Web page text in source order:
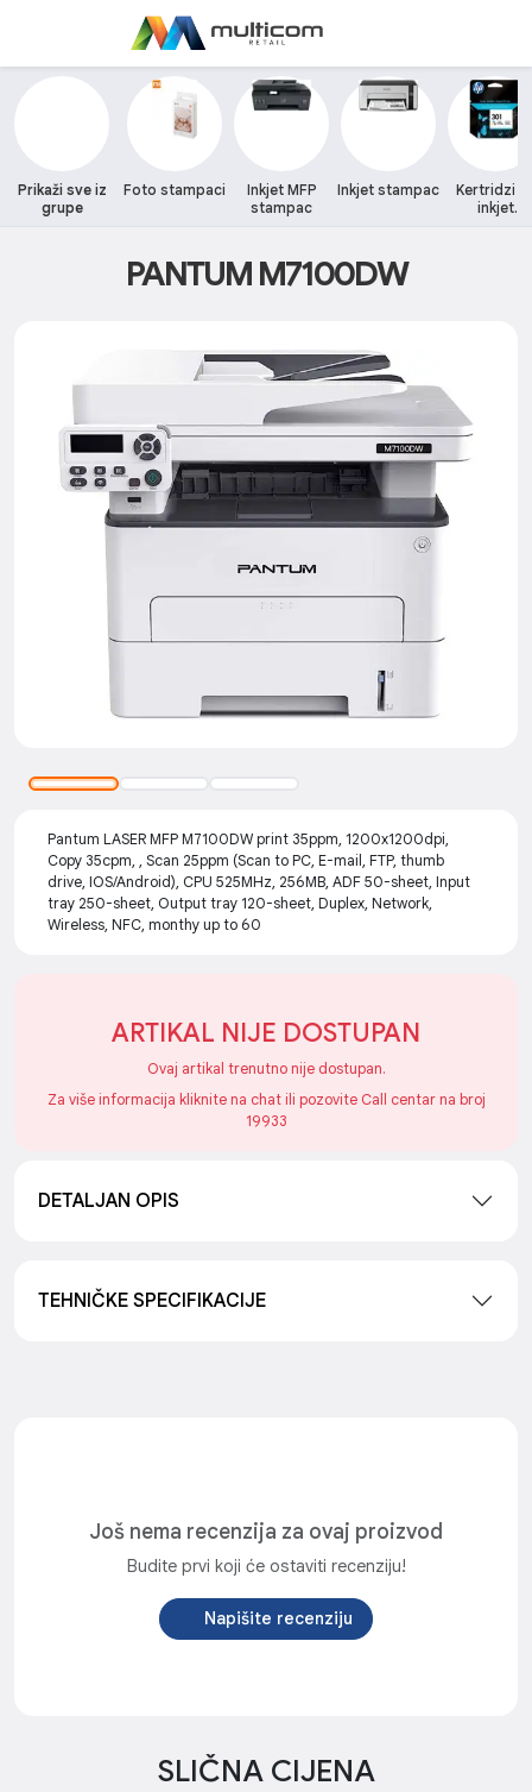
Prikaži sve iz
grupe
Foto stampaci
Inkjet MFP
stampac
Inkjet stampac
Kertridzi
inkjet
PANTUM M7100DW
Pantum LASER MFP M7100DW print 35ppm, 1200x1200dpi,
Copy 35cpm, , Scan 25ppm (Scan to PC, E-mail, FTP, thumb
drive, IOS/Android), CPU 525MHz, 256MB, ADF 50-sheet, Input
tray 250-sheet, Output tray 120-sheet, Duplex, Network,
Wireless, NFC, monthy up to 60
ARTIKAL NIJE DOSTUPAN
Ovaj artikal trenutno nije dostupan.
Za više informacija kliknite na chat ili pozovite Call centar na broj
19933
DETALJAN OPIS
TEHNIČKE SPECIFIKACIJE
Još nema recenzija za ovaj proizvod
Budite prvi koji će ostaviti recenziju!
Napišite recenziju
SLIČNA CIJENA